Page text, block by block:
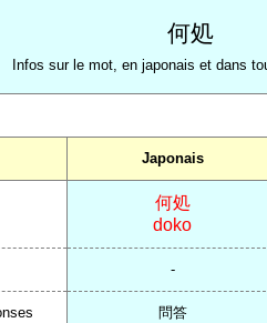
何処
Infos sur le mot, en japonais et dans
Japonais
何処
doko
-
問答